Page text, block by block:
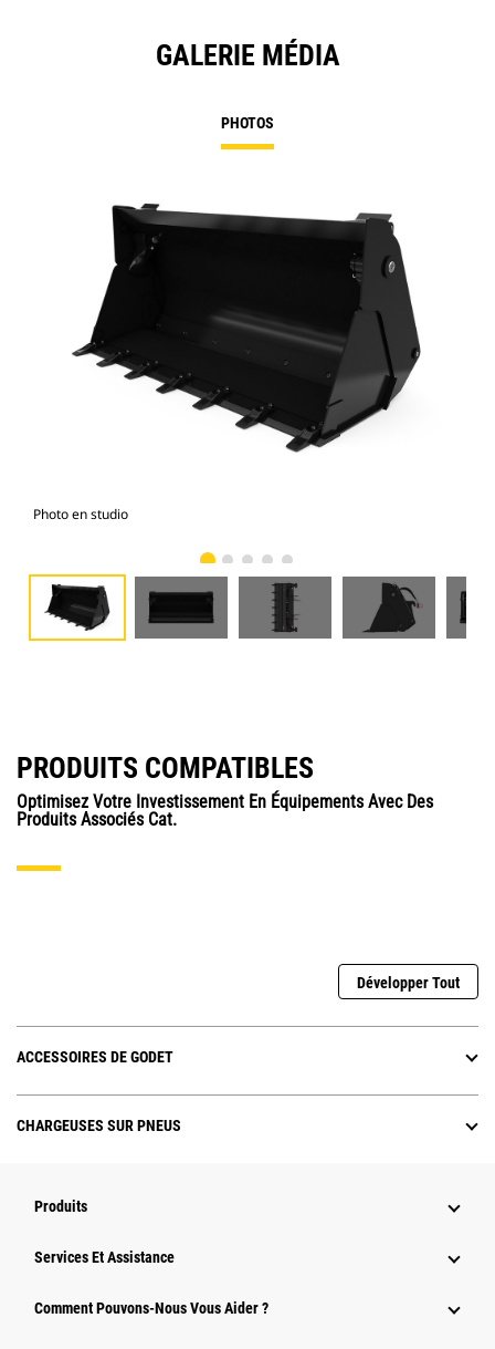
GALERIE MÉDIA
PHOTOS
Photo en studio
PRODUITS COMPATIBLES
Optimisez Votre Investissement En Équipements Avec Des
Produits Associés Cat.
Développer Tout
ACCESSOIRES DE GODET
CHARGEUSES SUR PNEUS
Produits
Services Et Assistance
Comment Pouvons-Nous Vous Aider ?